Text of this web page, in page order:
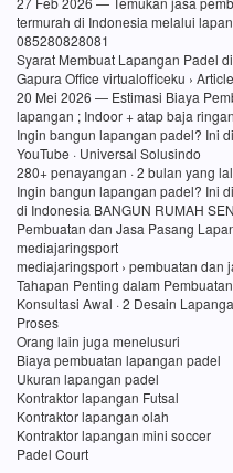
termurah di Indonesia melalui
085280828081
Syarat Membuat Lapangan Padel
Gapura Office virtualofficeku › Article
20 Mei 2026 — Estimasi Biaya
lapangan ; Indoor + atap baja
Ingin bangun lapangan padel? Ini
YouTube · Universal Solusindo
280+ penayangan · 2 bulan yang
Ingin bangun lapangan padel? Ini
di Indonesia BANGUN RUMAH
Pembuatan dan Jasa Pasang
mediajaringsport
mediajaringsport › pembuatan dan
Tahapan Penting dalam
Konsultasi Awal · 2 Desain
Proses
Orang lain juga menelusuri
Biaya pembuatan lapangan padel
Ukuran lapangan padel
Kontraktor lapangan Futsal
Kontraktor lapangan olah
Kontraktor lapangan mini soccer
Padel Court